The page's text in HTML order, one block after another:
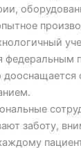
федеральным
заботу,